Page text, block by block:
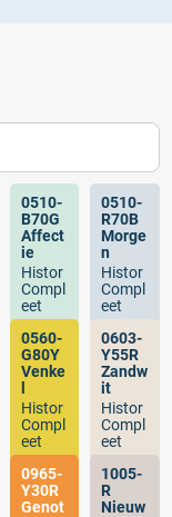
0510-
B70G
Affect
ie
Histor
Compl
eet
0510-
R70B
Morge
n
Histor
Compl
eet
0560-
G80Y
Venke
l
Histor
Compl
eet
0603-
Y55R
Zandw
it
Histor
Compl
eet
0965-
Y30R
Genot
1005-
R
Nieuw